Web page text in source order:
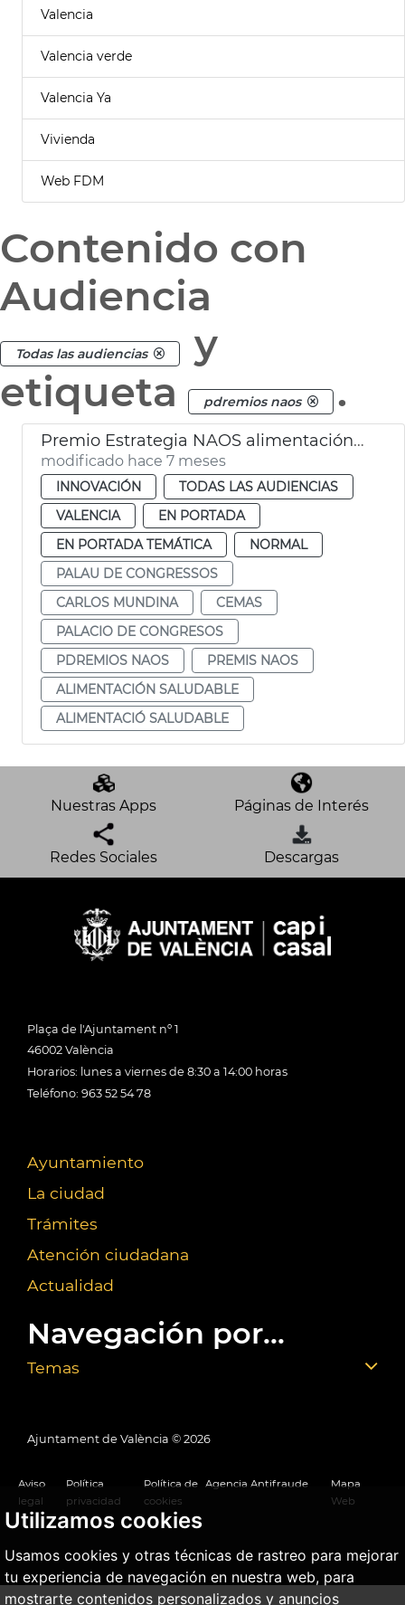
Utilizamos cookies
Usamos cookies y otras técnicas de rastreo para mejorar
tu experiencia de navegación en nuestra web, para
mostrarte contenidos personalizados y anuncios
Valencia
Valencia verde
Valencia Ya
Vivienda
Web FDM
Contenido con
Audiencia
Todas las audiencias
y
etiqueta
pdremios naos .
Premio Estrategia NAOS alimentación saludable CEMAS València
modificado hace 7 meses
INNOVACIÓN
TODAS LAS AUDIENCIAS
VALENCIA
EN PORTADA
EN PORTADA TEMÁTICA
NORMAL
PALAU DE CONGRESSOS
CARLOS MUNDINA
CEMAS
PALACIO DE CONGRESOS
PDREMIOS NAOS
PREMIS NAOS
ALIMENTACIÓN SALUDABLE
ALIMENTACIÓ SALUDABLE
Nuestras Apps Páginas de Interés
Redes Sociales Descargas
Plaça de l'Ajuntament nº 1
46002 València
Horarios: lunes a viernes de 8:30 a 14:00 horas
Teléfono: 963 52 54 78
Ayuntamiento
La ciudad
Trámites
Atención ciudadana
Actualidad
Navegación por...
Temas
Ajuntament de València © 2026
Aviso
legal
Política
privacidad
Política de
cookies
Agencia Antifraude
Mapa
Web